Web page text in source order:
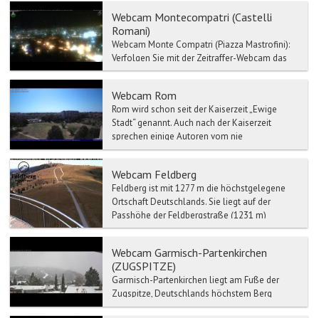
Webcam Montecompatri (Castelli
Romani)
Webcam Monte Compatri (Piazza Mastrofini):
Verfolgen Sie mit der Zeitraffer-Webcam das
Live Wetter-Monte Compatri. Monte Compatri
Webcam Rom
Rom wird schon seit der Kaiserzeit „Ewige
Stadt“ genannt. Auch nach der Kaiserzeit
sprechen einige Autoren vom nie
untergehenden Rom. Der Geschi...
Webcam Feldberg
Feldberg ist mit 1277 m die höchstgelegene
Ortschaft Deutschlands. Sie liegt auf der
Passhöhe der Feldbergstraße (1231 m)
zwischen dem Wiesental im...
Webcam Garmisch-Partenkirchen
(ZUGSPITZE)
Garmisch-Partenkirchen liegt am Fuße der
Zugspitze, Deutschlands höchstem Berg
(2.962 m) und ist einer der bedeutendsten